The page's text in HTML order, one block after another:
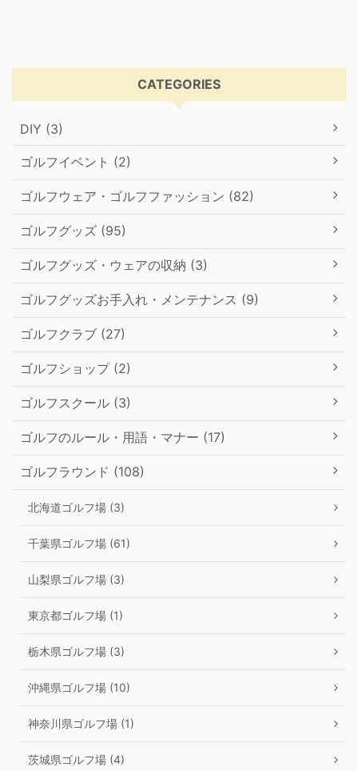
CATEGORIES
DIY (3)
ゴルフイベント (2)
ゴルフウェア・ゴルフファッション (82)
ゴルフグッズ (95)
ゴルフグッズ・ウェアの収納 (3)
ゴルフグッズお手入れ・メンテナンス (9)
ゴルフクラブ (27)
ゴルフショップ (2)
ゴルフスクール (3)
ゴルフのルール・用語・マナー (17)
ゴルフラウンド (108)
北海道ゴルフ場 (3)
千葉県ゴルフ場 (61)
山梨県ゴルフ場 (3)
東京都ゴルフ場 (1)
栃木県ゴルフ場 (3)
沖縄県ゴルフ場 (10)
神奈川県ゴルフ場 (1)
茨城県ゴルフ場 (4)